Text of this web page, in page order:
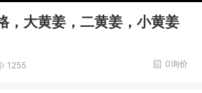
，大黄姜，二黄姜，小黄姜
1255 0询价